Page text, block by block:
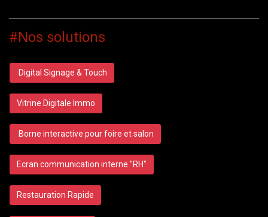
#Nos solutions
Digital Signage & Touch
Vitrine Digitale Immo
Borne interactive pour foire et salon
Ecran communication interne "RH"
Restauration Rapide